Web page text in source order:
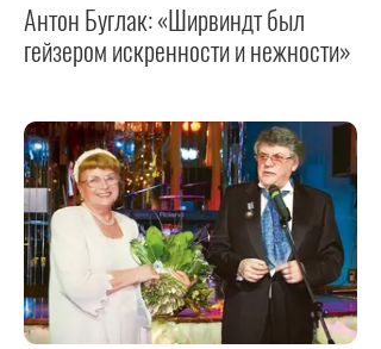
Антон Буглак: «Ширвиндт был
гейзером искренности и нежности»